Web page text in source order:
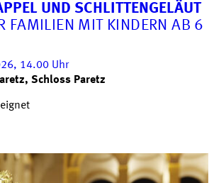
UND SCHLITTENGELÄUT
FAMILIEN MIT KINDERN AB 6
14.00 Uhr
Schloss Paretz